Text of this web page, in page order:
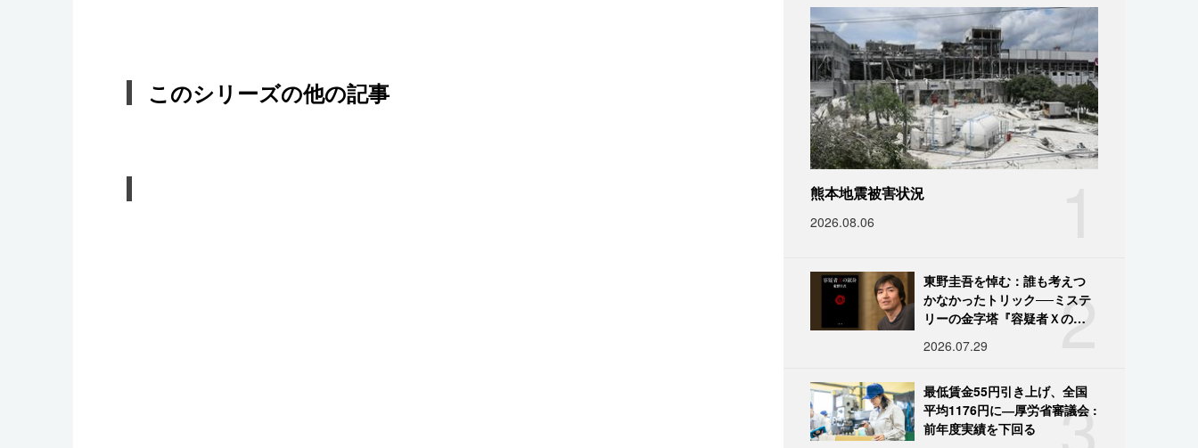
このシリーズの他の記事
熊本地震被害状況
2026.08.06
2
東野圭吾を悼む：誰も考えつ
かなかったトリック──ミステ
リーの金字塔『容疑者Ｘの献
2026.07.29
最低賃金55円引き上げ、全国
平均1176円に―厚労省審議会 :
前年度実績を下回る